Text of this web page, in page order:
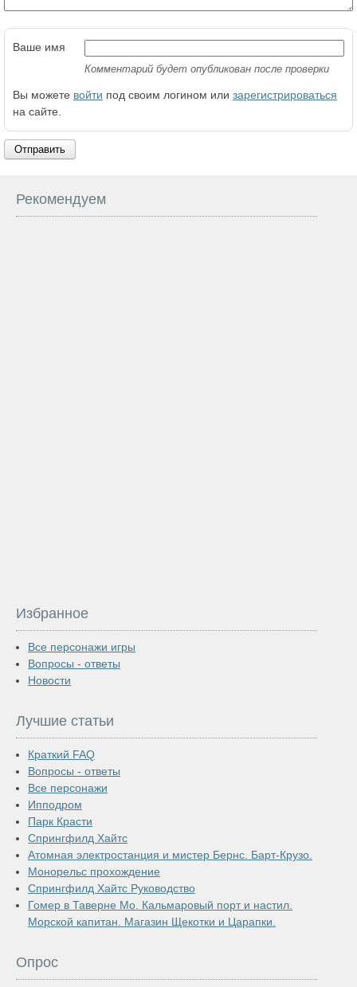
Ваше имя
Комментарий будет опубликован после проверки
Вы можете войти под своим логином или зарегистрироваться
на сайте.
Отправить
Рекомендуем
Избранное
Все персонажи игры
Вопросы - ответы
Новости
Лучшие статьи
Краткий FAQ
Вопросы - ответы
Все персонажи
Ипподром
Парк Красти
Спрингфилд Хайтс
Атомная электростанция и мистер Бернс. Барт-Крузо.
Монорельс прохождение
Спрингфилд Хайтс Руководство
Гомер в Таверне Мо. Кальмаровый порт и настил.
Морской капитан. Магазин Щекотки и Царапки.
Опрос